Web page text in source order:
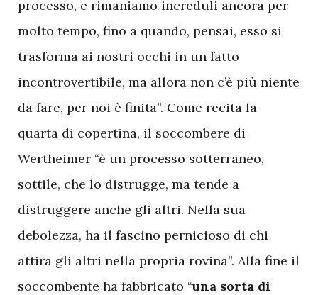
processo, e rimaniamo increduli ancora per
molto tempo, fino a quando, pensai, esso si
trasforma ai nostri occhi in un fatto
incontrovertibile, ma allora non c’è più niente
da fare, per noi è finita”. Come recita la
quarta di copertina, il soccombere di
Wertheimer “è un processo sotterraneo,
sottile, che lo distrugge, ma tende a
distruggere anche gli altri. Nella sua
debolezza, ha il fascino pernicioso di chi
attira gli altri nella propria rovina”. Alla fine il
soccombente ha fabbricato “una sorta di